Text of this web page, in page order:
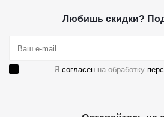
Любишь скидки?
Я согласен на обработку